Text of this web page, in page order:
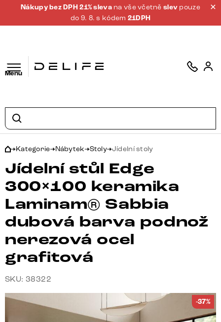
Nákupy bez DPH 21% sleva na vše včetněslev pouze
do 9. 8. s kódem 21DPH
Menu
Kategorie Nábytek Stoly Jídelní stoly
Jídelní stůl Edge
300×100 keramika
Laminam® Sabbia
dubová barva podnož
nerezová ocel
grafitová
SKU: 38322
-37%